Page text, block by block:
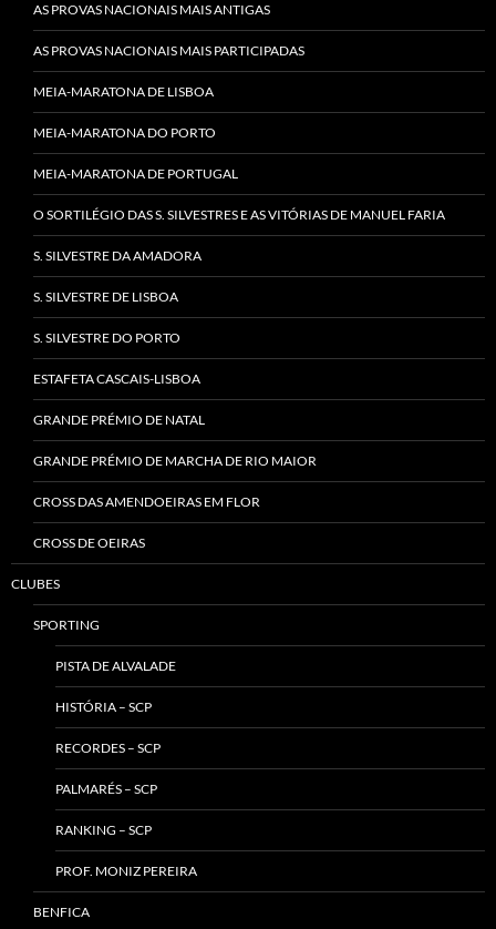
AS PROVAS NACIONAIS MAIS ANTIGAS
AS PROVAS NACIONAIS MAIS PARTICIPADAS
MEIA-MARATONA DE LISBOA
MEIA-MARATONA DO PORTO
MEIA-MARATONA DE PORTUGAL
O SORTILÉGIO DAS S. SILVESTRES E AS VITÓRIAS DE MANUEL FARIA
S. SILVESTRE DA AMADORA
S. SILVESTRE DE LISBOA
S. SILVESTRE DO PORTO
ESTAFETA CASCAIS-LISBOA
GRANDE PRÉMIO DE NATAL
GRANDE PRÉMIO DE MARCHA DE RIO MAIOR
CROSS DAS AMENDOEIRAS EM FLOR
CROSS DE OEIRAS
CLUBES
SPORTING
PISTA DE ALVALADE
HISTÓRIA – SCP
RECORDES – SCP
PALMARÉS – SCP
RANKING – SCP
PROF. MONIZ PEREIRA
BENFICA